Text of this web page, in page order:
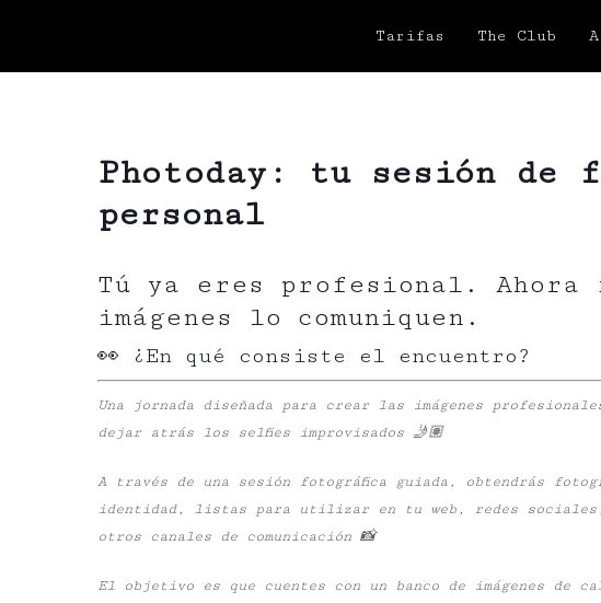
Tarifas The Club
Photoday: tu sesión de
personal
Tú ya eres profesional.
imágenes lo comuniquen.
👀 ¿En qué consiste el encuentro?
Una jornada diseñada para crear las imágenes
dejar atrás los selfies improvisados 🤳🏽
A través de una sesión fotográfica guiada, obtendrás
identidad, listas para utilizar en tu web, redes
otros canales de comunicación 📸
El objetivo es que cuentes con un banco de imágenes de